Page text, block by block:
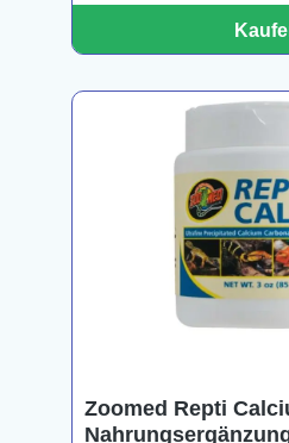
Zoomed Repti